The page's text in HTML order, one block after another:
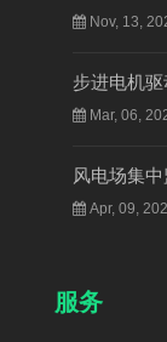
Nov, 13,
步进电机
Mar, 06,
风电场集
Apr, 09,
服务